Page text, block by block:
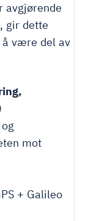
avgjørende
gir dette
å være del av
mot
+ Galileo